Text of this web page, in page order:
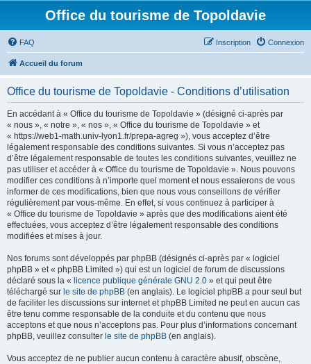
Office du tourisme de Topoldavie
FAQ Connexion
Inscription
Accueil du forum
Office du tourisme de Topoldavie - Conditions d’utilisation
En accédant à « Office du tourisme de Topoldavie » (désigné ci-après par
« nous », « notre », « nos », « Office du tourisme de Topoldavie » et
« https://web1-math.univ-lyon1.fr/prepa-agreg »), vous acceptez d’être
légalement responsable des conditions suivantes. Si vous n’acceptez pas
d’être légalement responsable de toutes les conditions suivantes, veuillez ne
pas utiliser et accéder à « Office du tourisme de Topoldavie ». Nous pouvons
modifier ces conditions à n’importe quel moment et nous essaierons de vous
informer de ces modifications, bien que nous vous conseillons de vérifier
régulièrement par vous-même. En effet, si vous continuez à participer à
« Office du tourisme de Topoldavie » après que des modifications aient été
effectuées, vous acceptez d’être légalement responsable des conditions
modifiées et mises à jour.
Nos forums sont développés par phpBB (désignés ci-après par « logiciel
phpBB » et « phpBB Limited ») qui est un logiciel de forum de discussions
déclaré sous la « licence publique générale GNU 2.0 » et qui peut être
téléchargé sur le site de phpBB (en anglais). Le logiciel phpBB a pour seul but
de faciliter les discussions sur internet et phpBB Limited ne peut en aucun cas
être tenu comme responsable de la conduite et du contenu que nous
acceptons et que nous n’acceptons pas. Pour plus d’informations concernant
phpBB, veuillez consulter le site de phpBB (en anglais).
Vous acceptez de ne publier aucun contenu à caractère abusif, obscène,